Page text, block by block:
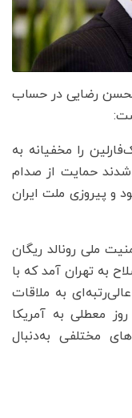
محسن رضایی در حساب
را مخفیانه به
شدند حمایت از صدام
و پیروزی ملت ایران
امنیت ملی رونالد ریگان
به تهران آمد که با
به ملاقات
معطلی به آمریکا
مختلفی به‌دنبال